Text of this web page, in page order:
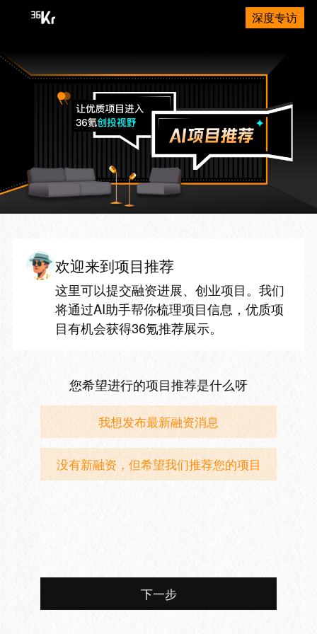
深度专访
欢迎来到项目推荐
这里可以提交融资进展、创业项目。我们
将通过AI助手帮你梳理项目信息，优质项
目有机会获得36氪推荐展示。
您希望进行的项目推荐是什么呀
我想发布最新融资消息
没有新融资，但希望我们推荐您的项目
下一步